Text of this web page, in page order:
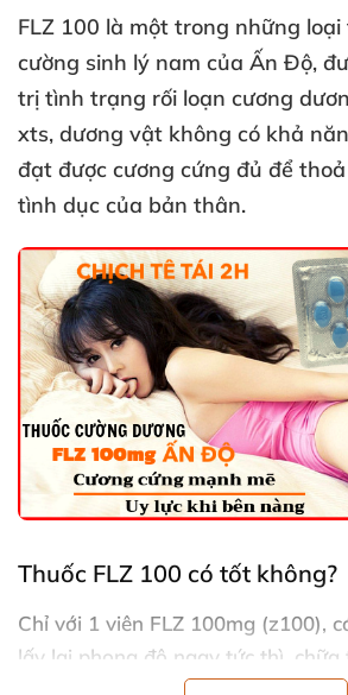
FLZ 100 là một trong những
cường sinh lý nam của Ấn Độ,
trị tình trạng rối loạn cương
xts, dương vật không có khả
đạt được cương cứng đủ để
tình dục của bản thân.
Thuốc FLZ 100 có tốt không?
Chỉ với 1 viên FLZ 100mg (z100),
lấy lại phong độ ngay tức thì ,
trạng trên bảo dưới không nghe
.